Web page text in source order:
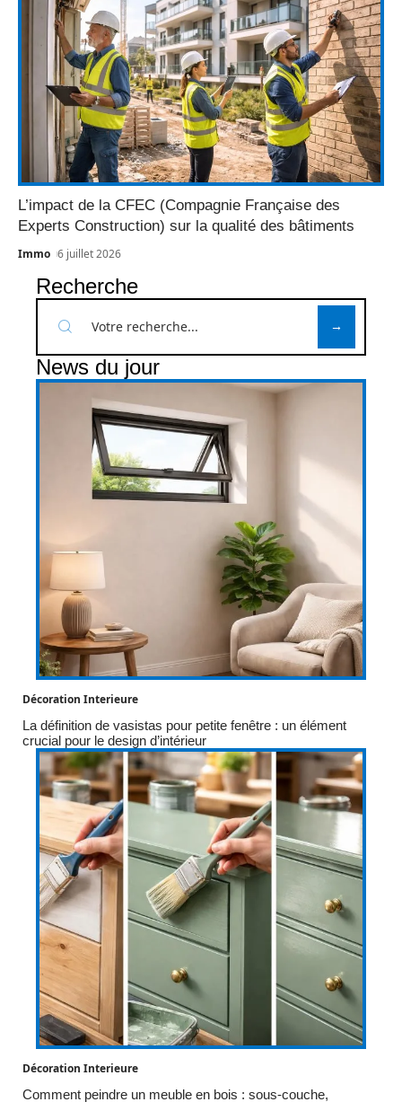
L’impact de la CFEC (Compagnie Française des
Experts Construction) sur la qualité des bâtiments
Immo 6 juillet 2026
Recherche
News du jour
Décoration Interieure
La définition de vasistas pour petite fenêtre : un élément
crucial pour le design d’intérieur
Décoration Interieure
Comment peindre un meuble en bois : sous-couche,